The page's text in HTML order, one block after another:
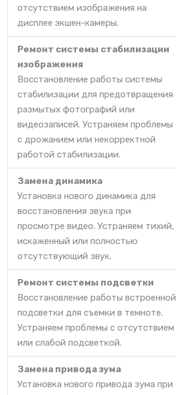
отсутствием изображения на
дисплее экшен-камеры.
Ремонт системы стабилизации
изображения
Восстановление работы системы
стабилизации для предотвращения
размытых фотографий или
видеозаписей. Устраняем проблемы
с дрожанием или некорректной
работой стабилизации.
Замена динамика
Установка нового динамика для
восстановления звука при
просмотре видео. Устраняем тихий,
искаженный или полностью
отсутствующий звук.
Ремонт системы подсветки
Восстановление работы встроенной
подсветки для съемки в темноте.
Устраняем проблемы с отсутствием
или слабой подсветкой.
Замена привода зума
Установка нового привода зума при